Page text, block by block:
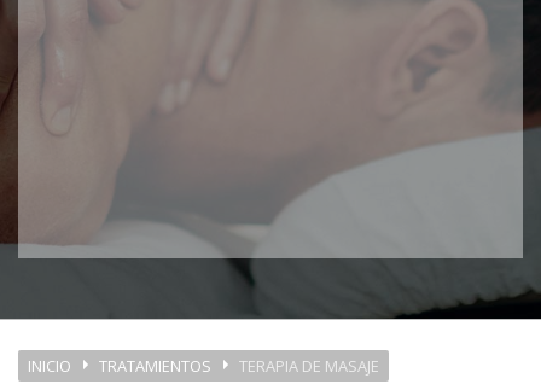
INICIO TRATAMIENTOS TERAPIA DE MASAJE